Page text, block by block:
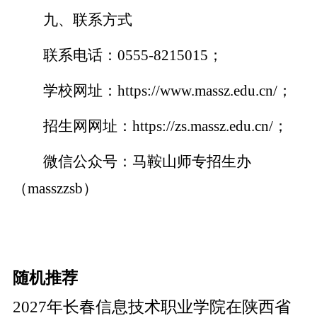
九、联系方式
联系电话： 0555-8215015 ；
学校网址： https://www.massz.edu.cn/；
招生网网址： https://zs.massz.edu.cn/；
微信公众号：马鞍山师专招生办
（masszzsb）
随机推荐
2027年长春信息技术职业学院在陕西省